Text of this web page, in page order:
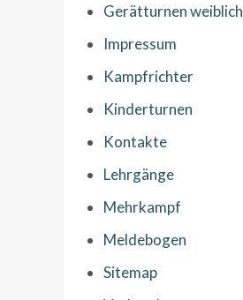
Gerätturnen weiblich
Impressum
Kampfrichter
Kinderturnen
Kontakte
Lehrgänge
Mehrkampf
Meldebogen
Sitemap